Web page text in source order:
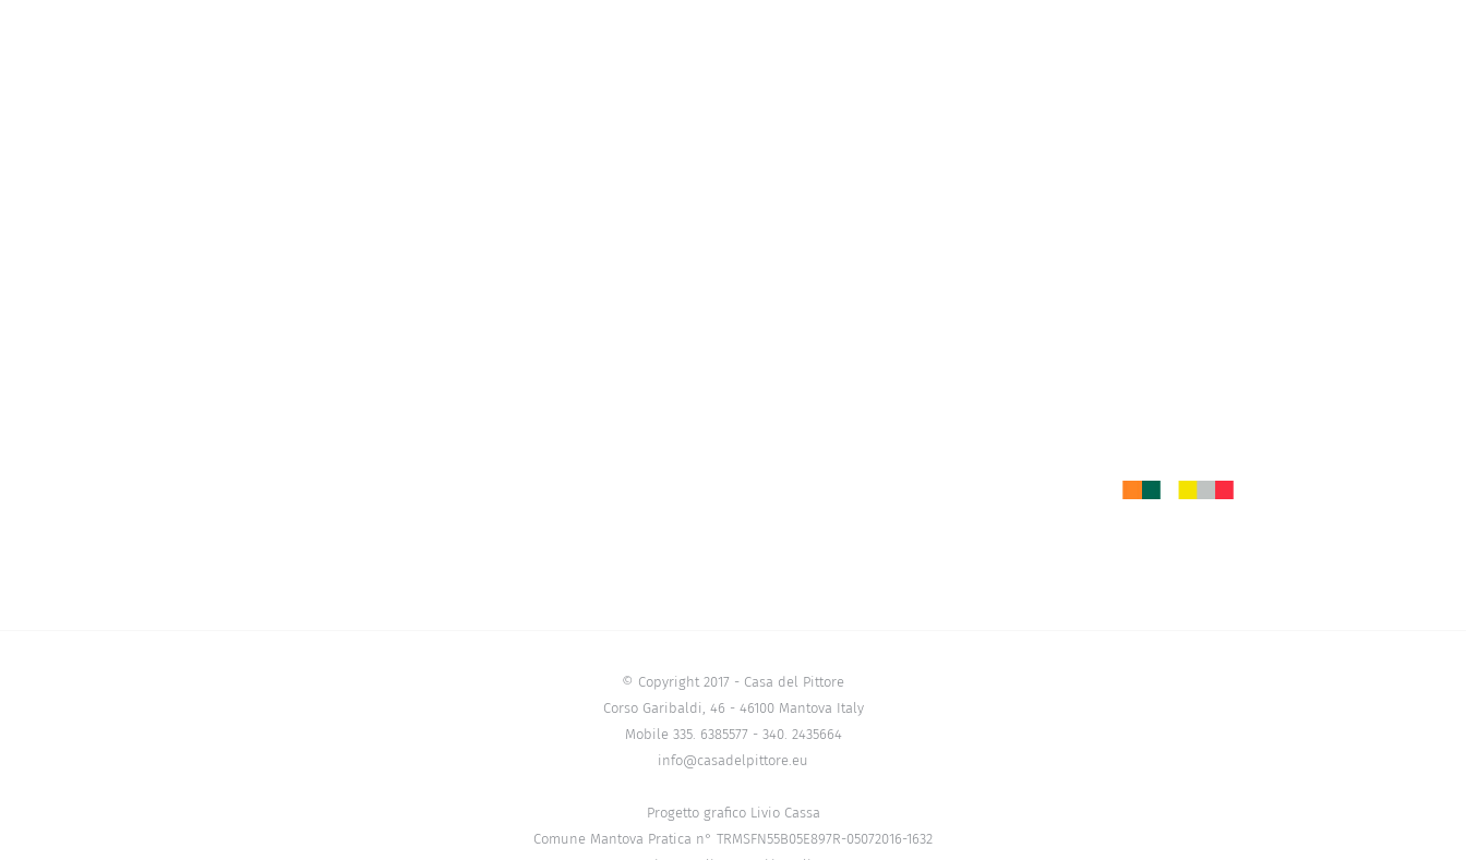
© Copyright 2017 - Casa del Pittore
Corso Garibaldi, 46 - 46100 Mantova Italy
Mobile 335. 6385577 - 340. 2435664
info@casadelpittore.eu
Progetto grafico Livio Cassa
Comune Mantova Pratica n° TRMSFN55B05E897R-05072016-1632